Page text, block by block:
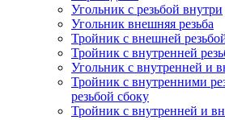
Угольник с резьбой внутри
Угольник внешняя резьба
Тройник с внешней
Тройник с внутренней
Угольник с внутренней и
Тройник с внутренними
резьбой сбоку
Тройник с внутренней и